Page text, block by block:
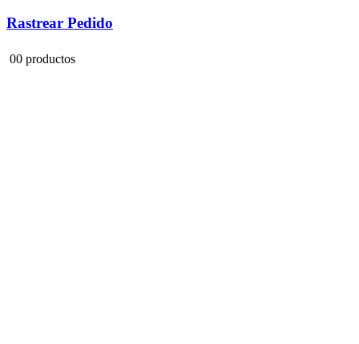
Rastrear Pedido
00 productos